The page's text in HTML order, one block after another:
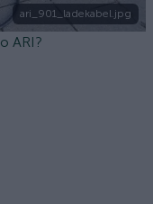
ari_901_ladekabel.jpg
ARI?